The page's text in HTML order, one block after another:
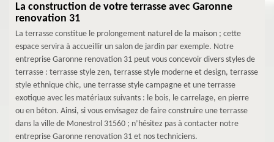
La construction de votre terrasse avec Garonne
renovation 31
La terrasse constitue le prolongement naturel de la maison ; cette
espace servira à accueillir un salon de jardin par exemple. Notre
entreprise Garonne renovation 31 peut vous concevoir divers styles de
terrasse : terrasse style zen, terrasse style moderne et design, terrasse
style ethnique chic, une terrasse style campagne et une terrasse
exotique avec les matériaux suivants : le bois, le carrelage, en pierre
ou en béton. Ainsi, si vous envisagez de faire construire une terrasse
dans la ville de Monestrol 31560 ; n’hésitez pas à contacter notre
entreprise Garonne renovation 31 et nos techniciens.